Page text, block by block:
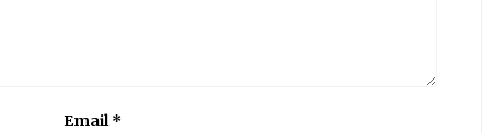
Email*